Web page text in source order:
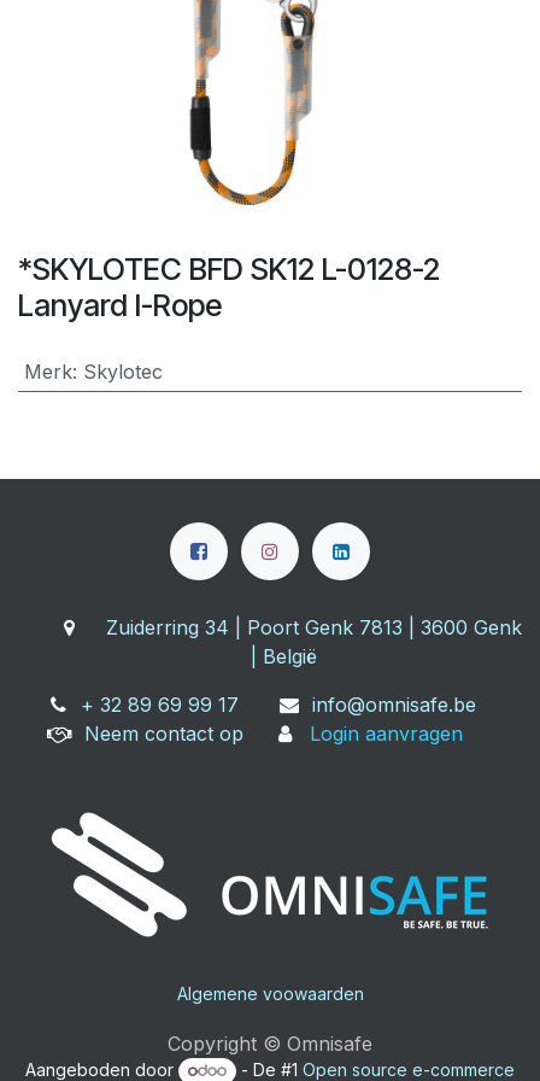
*SKYLOTEC BFD SK12 L-0128-2
Lanyard I-Rope
Merk: Skylotec
Zuiderring 34 | Poort Genk 7813 | 3600 Genk
| België
+ 32 89 69 99 17
info@omnisafe.be
Neem contact op
Login aanvragen
Algemene voowaarden
Copyright © Omnisafe
Aangeboden door - De #1Open source e-commerce